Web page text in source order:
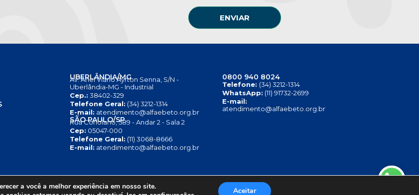
ENVIAR
UBERLÂNDIA/MG
Av. Anel Viário Ayrton Senna, S/N -
Uberlândia-MG - Industrial
Cep.: 38402-329
Telefone Geral: (34) 3212-1314
E-mail: atendimento@alfaebeto.org.br
SÃO PAULO/SP
Rua Coriolano, 589 - Andar 2 - Sala 2
Cep: 05047-000
Telefone Geral: (11) 3068-8666
E-mail: atendimento@alfaebeto.org.br
0800 940 8024
Telefone: (34) 3212-1314
WhatsApp: (11) 91732-2699
E-mail:
atendimento@alfaebeto.org.br
AVISO SOBRE COOKIES COPYRIGHT 2025 © INSTITUTO ALFA E BETO - 08.458.084/0001-13
a você a melhor experiência em nosso site.
Aceitar